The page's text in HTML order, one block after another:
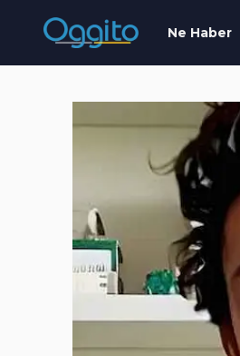
Ne Haber